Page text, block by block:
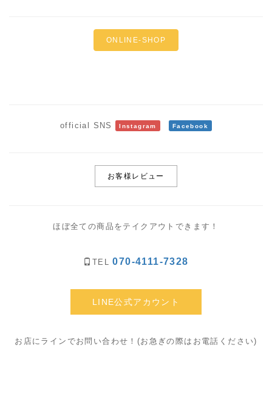
ONLINE-SHOP
official SNS Instagram Facebook
お客様レビュー
ほぼ全ての商品をテイクアウトできます！
TEL070-4111-7328
LINE公式アカウント
お店にラインでお問い合わせ！(お急ぎの際はお電話ください)